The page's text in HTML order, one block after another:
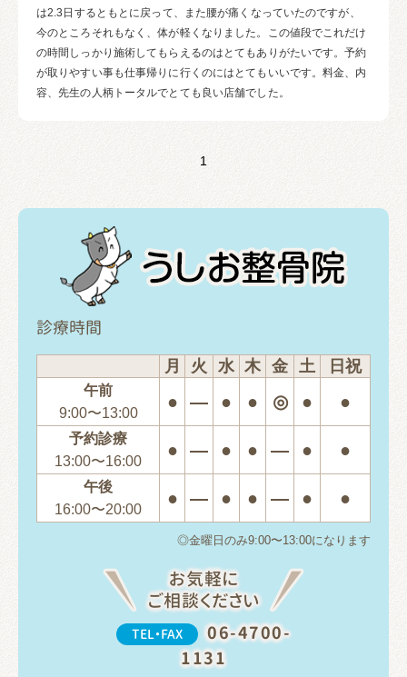
は2.3日するともとに戻って、また腰が痛くなっていたのですが、
今のところそれもなく、体が軽くなりました。この値段でこれだけ
の時間しっかり施術してもらえるのはとてもありがたいです。予約
が取りやすい事も仕事帰りに行くのにはとてもいいです。料金、内
容、先生の人柄トータルでとても良い店舗でした。
1
診療時間
月 火 水 木 金 土 日祝
午前
9:00〜13:00
● ― ● ● ◎ ● ●
予約診療
13:00〜16:00
● ― ● ● ― ● ●
午後
16:00〜20:00
● ― ● ● ― ● ●
◎金曜日のみ9:00〜13:00になります
お気軽に
ご相談ください
TEL・FAX
06-4700-
1131